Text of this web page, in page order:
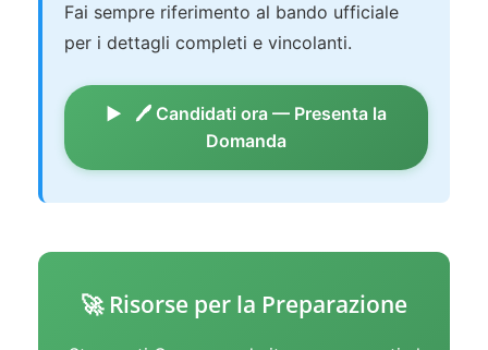
Fai sempre riferimento al bando ufficiale
per i dettagli completi e vincolanti.
🖊️ Candidati ora — Presenta la
Domanda
🚀 Risorse per la Preparazione